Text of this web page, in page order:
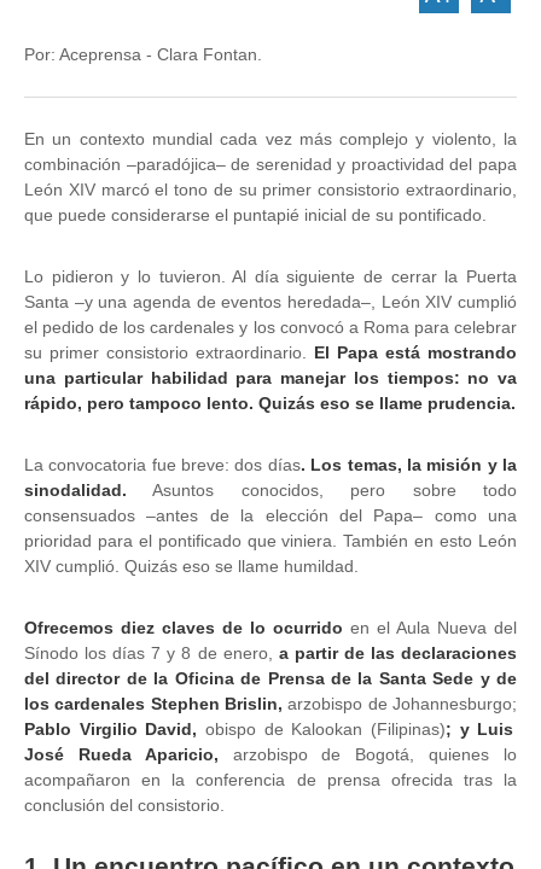
Por: Aceprensa - Clara Fontan.
En un contexto mundial cada vez más complejo y violento, la
combinación –paradójica– de serenidad y proactividad del papa
León XIV marcó el tono de su primer consistorio extraordinario,
que puede considerarse el puntapié inicial de su pontificado.
Lo pidieron y lo tuvieron. Al día siguiente de cerrar la Puerta
Santa –y una agenda de eventos heredada–, León XIV cumplió
el pedido de los cardenales y los convocó a Roma para celebrar
su primer consistorio extraordinario. El Papa está mostrando
una particular habilidad para manejar los tiempos: no va
rápido, pero tampoco lento. Quizás eso se llame prudencia.
La convocatoria fue breve: dos días. Los temas, la misión y la
sinodalidad. Asuntos conocidos, pero sobre todo
consensuados –antes de la elección del Papa– como una
prioridad para el pontificado que viniera. También en esto León
XIV cumplió. Quizás eso se llame humildad.
Ofrecemos diez claves de lo ocurrido en el Aula Nueva del
Sínodo los días 7 y 8 de enero, a partir de las declaraciones
del director de la Oficina de Prensa de la Santa Sede y de
los cardenales Stephen Brislin, arzobispo de Johannesburgo;
Pablo Virgilio David, obispo de Kalookan (Filipinas); y Luis
José Rueda Aparicio, arzobispo de Bogotá, quienes lo
acompañaron en la conferencia de prensa ofrecida tras la
conclusión del consistorio.